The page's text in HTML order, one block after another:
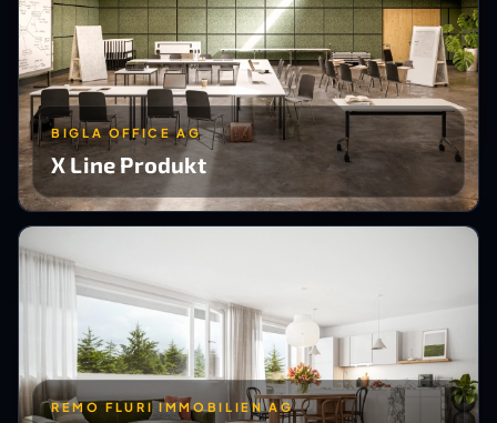
BIGLA OFFICE AG
X Line Produkt
REMO FLURI IMMOBILIEN AG